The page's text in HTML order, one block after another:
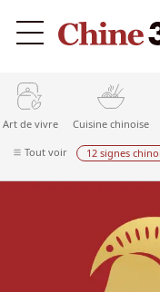
Art de vivre Cuisine chinoise
Tout voir 12 signes